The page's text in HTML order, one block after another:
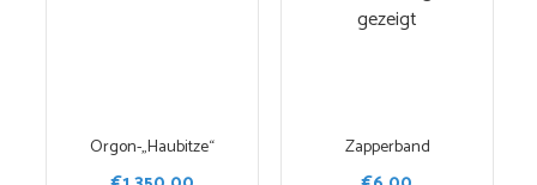
Orgon-„Haubitze“ Zapperband